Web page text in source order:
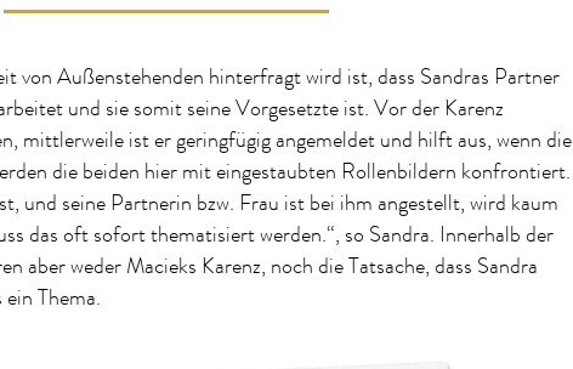
von Außenstehenden hinterfragt wird ist, dass Sandras Partner
und sie somit seine Vorgesetzte ist. Vor der Karenz
mittlerweile ist er geringfügig angemeldet und hilft aus, wenn die
die beiden hier mit eingestaubten Rollenbildern konfrontiert.
und seine Partnerin bzw. Frau ist bei ihm angestellt, wird kaum
das oft sofort thematisiert werden.“, so Sandra. Innerhalb der
aber weder Macieks Karenz, noch die Tatsache, dass Sandra
Thema.